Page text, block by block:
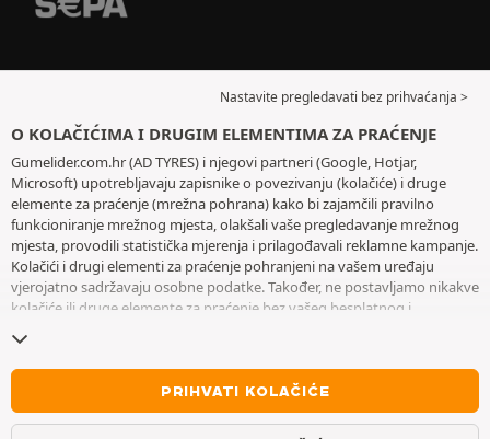
Nastavite pregledavati bez prihvaćanja >
O KOLAČIĆIMA I DRUGIM ELEMENTIMA ZA PRAĆENJE
Gumelider.com.hr (AD TYRES) i njegovi partneri (Google, Hotjar,
Microsoft) upotrebljavaju zapisnike o povezivanju (kolačiće) i druge
elemente za praćenje (mrežna pohrana) kako bi zajamčili pravilno
funkcioniranje mrežnog mjesta, olakšali vaše pregledavanje mrežnog
mjesta, provodili statistička mjerenja i prilagođavali reklamne kampanje.
Kolačići i drugi elementi za praćenje pohranjeni na vašem uređaju
vjerojatno sadržavaju osobne podatke. Također, ne postavljamo nikakve
kolačiće ili druge elemente za praćenje bez vašeg besplatnog i
Zadržavamo vaš odabir tijekom šest mjeseci. Svoj pristanak možete
povući u bilo kojem trenutku posjetom stranice posvećenekolačićima i
drugim elementima za praćenje. Možete odabrati pregledavanje bez
prihvaćanja pohranjivanja kolačića ili drugih elemenata za praćenje.
Odbijanjem se ne onemogućava pristupanje uslugama AD TYRES. Za
PRIHVATI KOLAČIĆE